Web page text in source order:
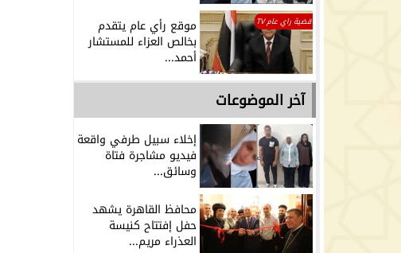
قضية راي عام TV موقع رأي عام يتقدم
بخالص العزاء للمستشار
أحمد...
آخر الموضوعات
إخلاء سبيل طرفي واقعة
فيديو مشاجرة فتاة
وسائق...
محافظ القاهرة يشهد
حفل إفتتاح كنيسة
العذراء مريم...